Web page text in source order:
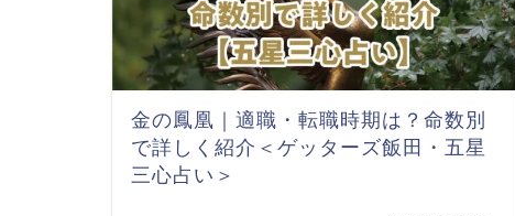
金の鳳凰｜適職・転職時期は？命数別
で詳しく紹介＜ゲッターズ飯田・五星
三心占い＞